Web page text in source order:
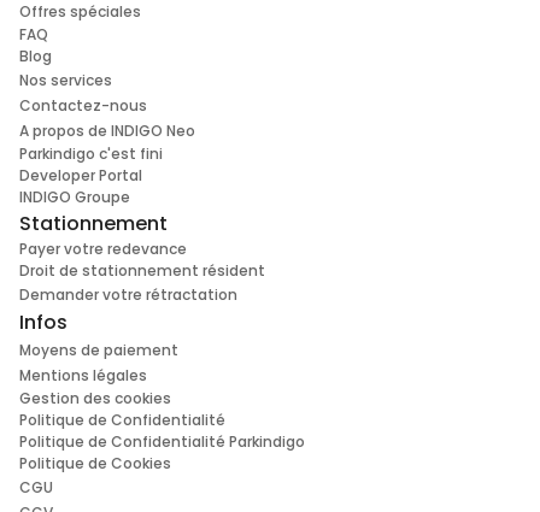
Offres spéciales
FAQ
Blog
Nos services
Contactez-nous
A propos de INDIGO Neo
Parkindigo c'est fini
Developer Portal
INDIGO Groupe
Stationnement
Payer votre redevance
Droit de stationnement résident
Demander votre rétractation
Infos
Moyens de paiement
Mentions légales
Gestion des cookies
Politique de Confidentialité
Politique de Confidentialité Parkindigo
Politique de Cookies
CGU